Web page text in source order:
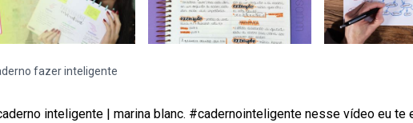
fazer inteligente
inteligente | marina blanc. #cadernointeligente nesse vídeo eu te